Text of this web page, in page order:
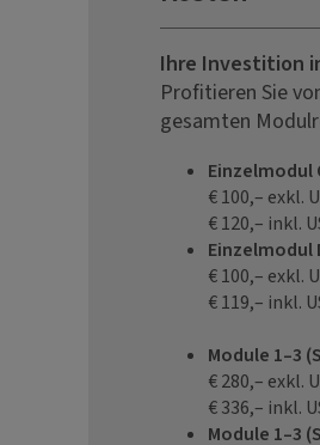
Ihre Investition
Profitieren Sie
gesamten
Einzelmodul
€ 100,– exkl.
€ 120,– inkl.
Einzelmodul
€ 100,– exkl.
€ 119,– inkl.
Module 1–3
€ 280,– exkl.
€ 336,– inkl.
Module 1–3